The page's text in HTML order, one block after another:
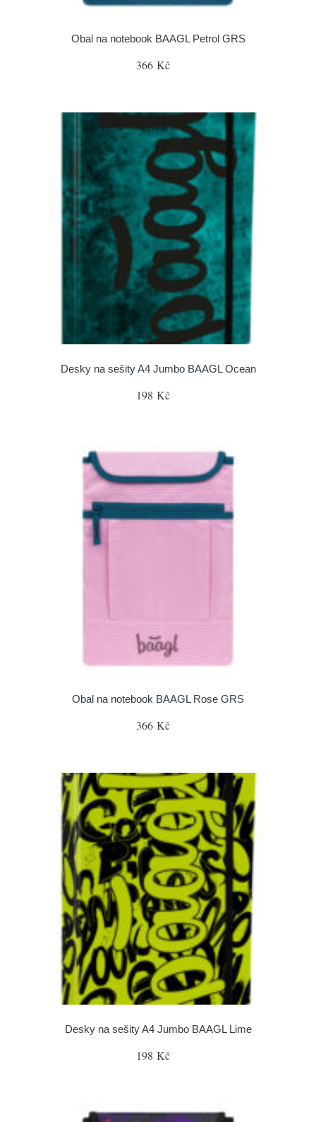
Obal na notebook BAAGL Petrol GRS
366 Kč
Desky na sešity A4 Jumbo BAAGL Ocean
198 Kč
Obal na notebook BAAGL Rose GRS
366 Kč
Desky na sešity A4 Jumbo BAAGL Lime
198 Kč